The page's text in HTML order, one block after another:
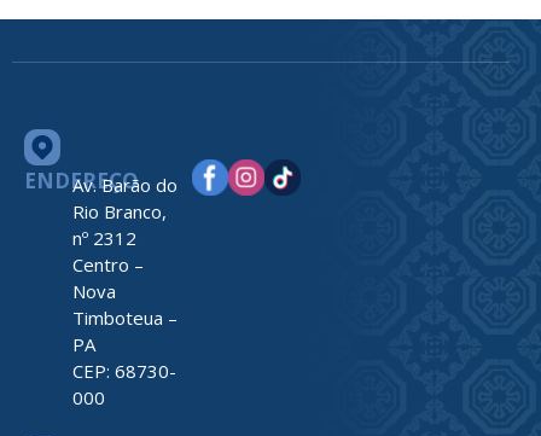
ENDEREÇO
Av. Barão do
Rio Branco,
nº 2312
Centro –
Nova
Timboteua –
PA
CEP: 68730-
000